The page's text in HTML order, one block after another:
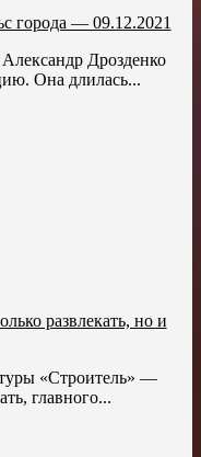
города — 09.12.2021
Дрозденко
Она длилась...
развлекать, но и
«Строитель» —
главного...